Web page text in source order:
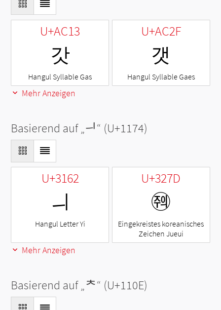
U+AC13
갓
Hangul Syllable Gas
U+AC2F
갯
Hangul Syllable Gaes
Mehr Anzeigen
Basierend auf „ᅴ“ (U+1174)
U+3162
ㅢ
Hangul Letter Yi
U+327D
㉽
Eingekreistes koreanisches
Zeichen Jueui
Mehr Anzeigen
Basierend auf „ᄎ“ (U+110E)